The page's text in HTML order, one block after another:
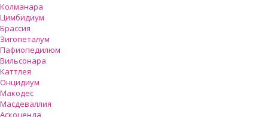
Колманара
Цимбидиум
Брассия
Зигопеталум
Пафиопедилюм
Вильсонара
Каттлея
Онцидиум
Макодес
Масдеваллия
Аскоценда